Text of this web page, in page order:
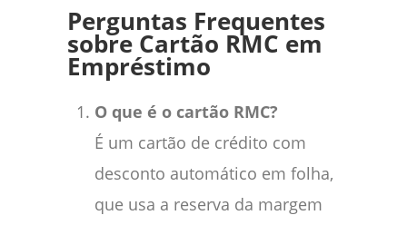
Perguntas Frequentes
sobre Cartão RMC em
Empréstimo
O que é o cartão RMC?
É um cartão de crédito com
desconto automático em folha,
que usa a reserva da margem